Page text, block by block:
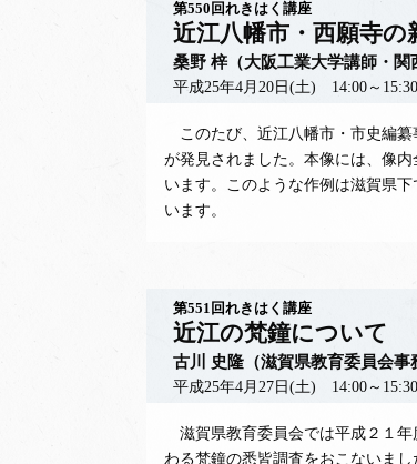
第550回れきはく講座
近江八幡市・西願寺の
桑野 梓（大阪工業大学講師・関
平成25年4月20日(土) 14:00～15:30
このたび、近江八幡市・市史編纂
が発見されました。本像には、像
います。このような作例は滋賀県
います。
第551回れきはく講座
近江の梵鐘について
古川 史隆（滋賀県教育委員会事
平成25年4月27日(土) 14:00～15:30
滋賀県教育委員会では平成２１年
わる梵鐘の悉皆調査をおこないま